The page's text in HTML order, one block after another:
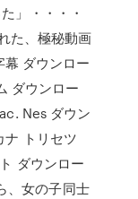
」・・・・
た、極秘動画
ダウンロー
ダウンロー
Nes ダウン
ナ トリセツ
ダウンロー
、女の子同士